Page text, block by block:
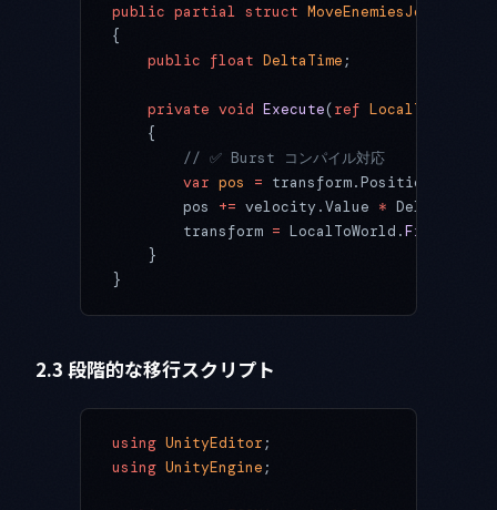
public partial struct MoveEnemiesJob
{
    public
float DeltaTime ;
    private
void Execute(ref LocalToWorld
    {
        // ✅ Burst コンパイル対応
        var
pos = transform.Position;
        pos
+= velocity.Value * DeltaTime;
        transform
= LocalToWorld.
    }
}
2.3 段階的な移行スクリプト
using UnityEditor ;
using UnityEngine ;